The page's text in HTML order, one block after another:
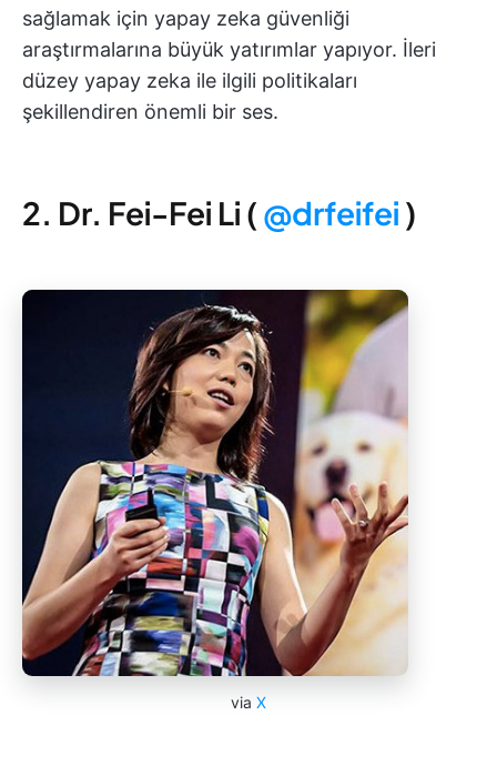
sağlamak için yapay zeka güvenliği
araştırmalarına büyük yatırımlar yapıyor. İleri
düzey yapay zeka ile ilgili politikaları
şekillendiren önemli bir ses.
2. Dr. Fei-Fei Li ( @drfeifei )
via X